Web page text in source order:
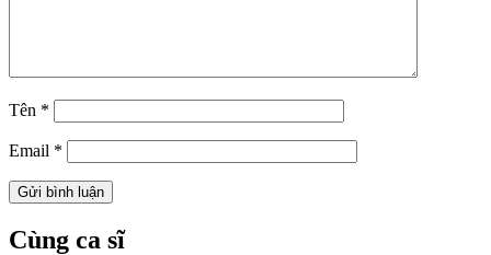
Tên *
Email *
Cùng ca sĩ